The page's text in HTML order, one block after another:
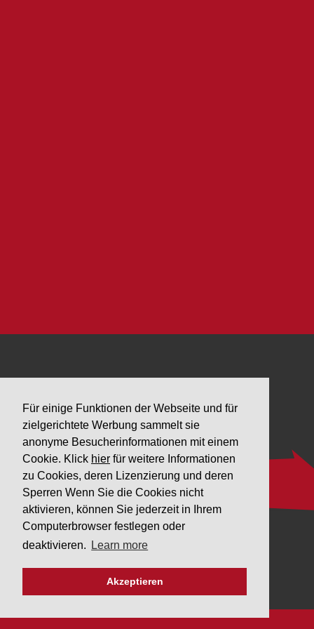
Für einige Funktionen der Webseite und für
zielgerichtete Werbung sammelt sie
anonyme Besucherinformationen mit einem
Cookie. Klick hier für weitere Informationen
zu Cookies, deren Lizenzierung und deren
Sperren Wenn Sie die Cookies nicht
aktivieren, können Sie jederzeit in Ihrem
Computerbrowser festlegen oder
deaktivieren.
Learn more
Akzeptieren
Ez az oldal csak Magyar nyelven létezik!
AJÁNLATOT KÉREK